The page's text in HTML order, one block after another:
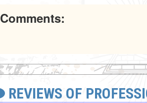
Comments:
REVIEWS OF